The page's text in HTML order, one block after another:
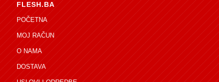
FLESH.BA
POČETNA
MOJ RAČUN
O NAMA
DOSTAVA